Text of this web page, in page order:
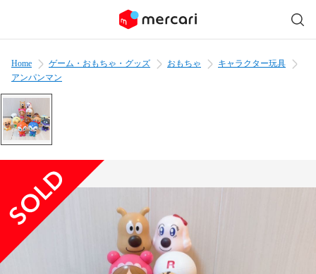
Home ゲーム・おもちゃ・グッズ おもちゃ
キャラクター玩具
アンパンマン